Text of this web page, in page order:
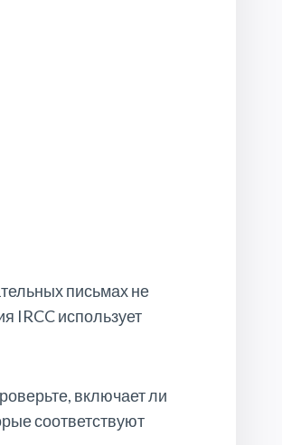
письмах не
IRCC использует
включает ли
соответствуют